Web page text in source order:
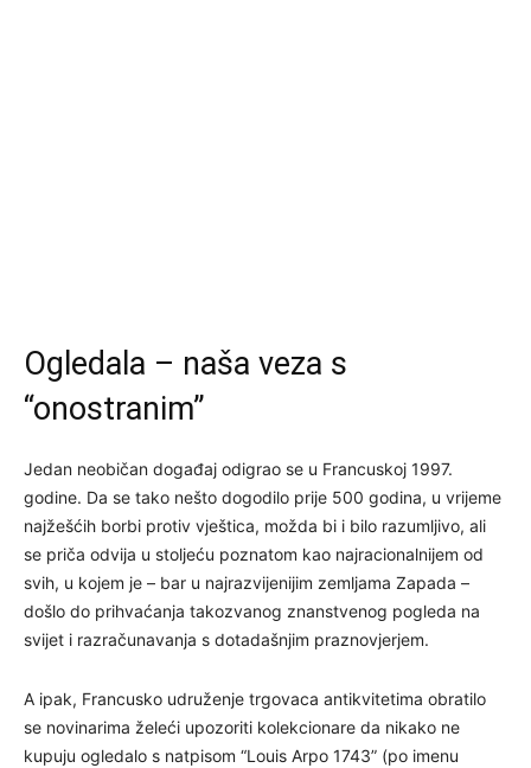
Ogledala – naša veza s
“onostranim”
Jedan neobičan događaj odigrao se u Francuskoj 1997.
godine. Da se tako nešto dogodilo prije 500 godina, u vrijeme
najžešćih borbi protiv vještica, možda bi i bilo razumljivo, ali
se priča odvija u stoljeću poznatom kao najracionalnijem od
svih, u kojem je – bar u najrazvijenijim zemljama Zapada –
došlo do prihvaćanja takozvanog znanstvenog pogleda na
svijet i razračunavanja s dotadašnjim praznovjerjem.
A ipak, Francusko udruženje trgovaca antikvitetima obratilo
se novinarima želeći upozoriti kolekcionare da nikako ne
kupuju ogledalo s natpisom “Louis Arpo 1743” (po imenu